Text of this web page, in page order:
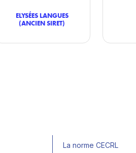
ELYSÉES LANGUES
(ANCIEN SIRET)
La norme CECRL